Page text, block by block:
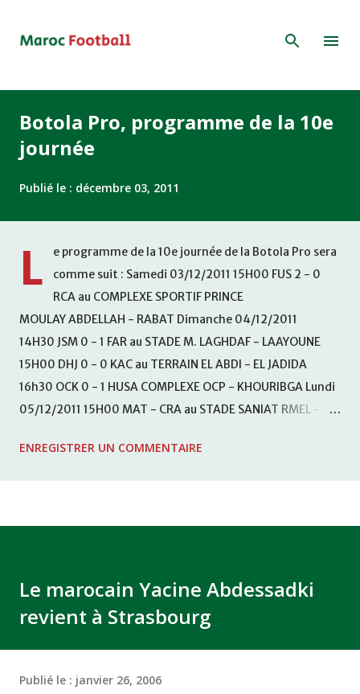
Botola Pro, programme de la 10e
journée
Publié le : décembre 03, 2011
L
e programme de la 10e journée de la Botola Pro sera
comme suit : Samedi 03/12/2011 15H00 FUS 2 - 0
RCA au COMPLEXE SPORTIF PRINCE
MOULAY ABDELLAH - RABAT Dimanche 04/12/2011
14H30 JSM 0 - 1 FAR au STADE M. LAGHDAF - LAAYOUNE
15H00 DHJ 0 - 0 KAC au TERRAIN EL ABDI - EL JADIDA
16h30 OCK 0 - 1 HUSA COMPLEXE OCP - KHOURIBGA Lundi
05/12/2011 15H00 MAT - CRA au STADE SANIAT RMEL -
KHEMISET Mardi 06/12/2011 15H00 WAF - OCS au
ENREGISTRER UN COMMENTAIRE
Le marocain Yacine Abdessadki
revient à Strasbourg
Publié le : janvier 26, 2006